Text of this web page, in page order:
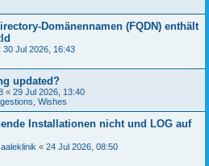
Domänennamen (FQDN) enthält
30 Jul 2026, 16:43
updated?
« 29 Jul 2026, 13:40
Wishes
Installationen nicht und LOG auf
« 24 Jul 2026, 08:50